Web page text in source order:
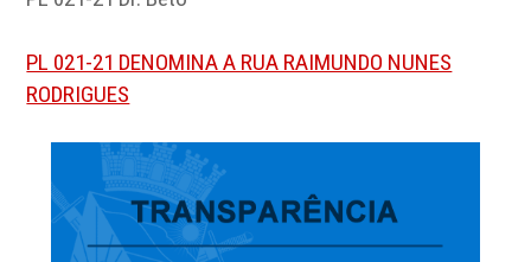
PL 021-21 DENOMINA A RUA RAIMUNDO NUNES
RODRIGUES